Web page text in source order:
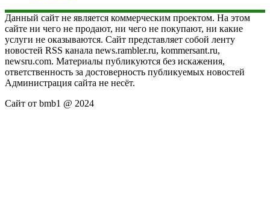
Данный сайт не является коммерческим проектом. На этом
сайте ни чего не продают, ни чего не покупают, ни какие
услуги не оказываются. Сайт представляет собой ленту
новостей RSS канала news.rambler.ru, kommersant.ru,
newsru.com. Материалы публикуются без искажения,
ответственность за достоверность публикуемых новостей
Администрация сайта не несёт.
Сайт от bmb1 @ 2024